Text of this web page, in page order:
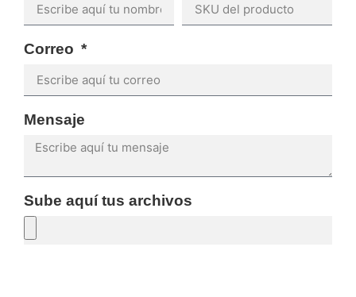
Correo
Mensaje
Sube aquí tus archivos